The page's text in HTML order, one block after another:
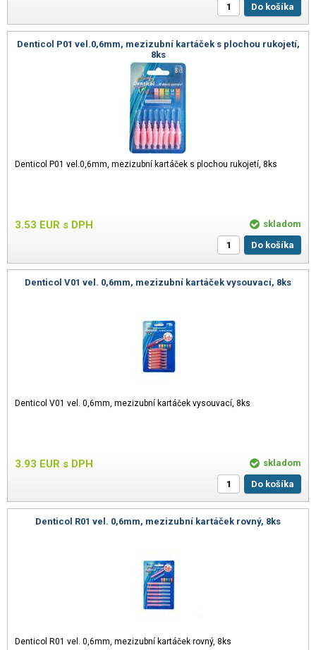
Do košíka
Denticol P01 vel.0,6mm, mezizubní kartáček s plochou rukojetí,
8ks
Denticol P01 vel.0,6mm, mezizubní kartáček s plochou rukojetí, 8ks
3.53 EUR s DPH
skladom
Do košíka
Denticol V01 vel. 0,6mm, mezizubní kartáček vysouvací, 8ks
Denticol V01 vel. 0,6mm, mezizubní kartáček vysouvací, 8ks
3.93 EUR s DPH
skladom
Do košíka
Denticol R01 vel. 0,6mm, mezizubní kartáček rovný, 8ks
Denticol R01 vel. 0,6mm, mezizubní kartáček rovný, 8ks